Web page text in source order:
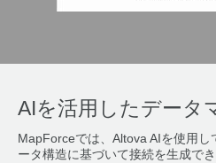
AIを活用したデータ
MapForceでは、Altova AIを使用
ータ構造に基づいて接続を生成で